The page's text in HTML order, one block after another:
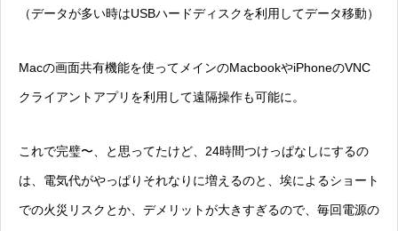
（データが多い時はUSBハードディスクを利用してデータ移動）
Macの画面共有機能を使ってメインのMacbookやiPhoneのVNC
クライアントアプリを利用して遠隔操作も可能に。
これで完璧〜、と思ってたけど、24時間つけっぱなしにするの
は、電気代がやっぱりそれなりに増えるのと、埃によるショート
での火災リスクとか、デメリットが大きすぎるので、毎回電源の